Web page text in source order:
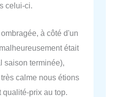
celui-ci.
à côté d'un
était
saison terminée),
calme nous étions
qualité-prix au top.